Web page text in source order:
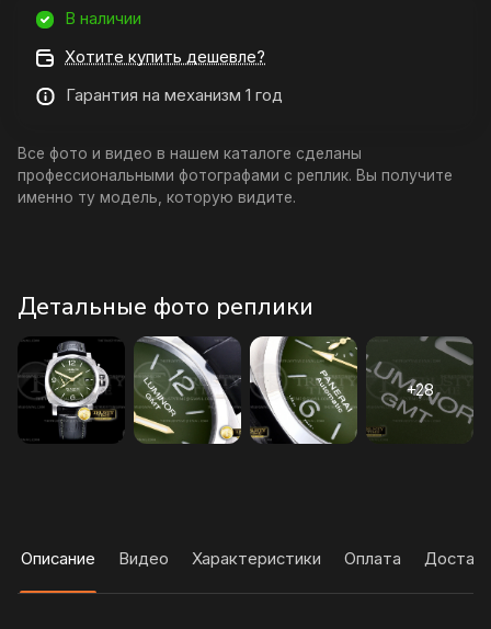
В наличии
Хотите купить дешевле?
Гарантия на механизм 1 год
Все фото и видео в нашем каталоге сделаны
профессиональными фотографами с реплик. Вы получите
именно ту модель, которую видите.
Детальные фото реплики
Описание Видео Характеристики Оплата